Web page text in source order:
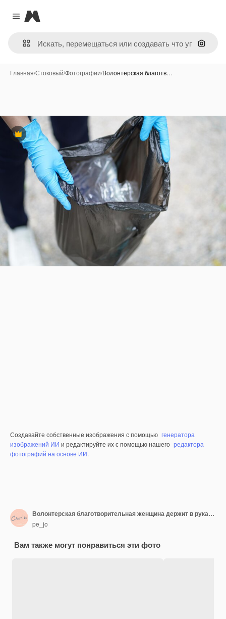
Close menu
Magnific
Поиск
Главная/Стоковый/Фотографии/Волонтерская благотв…
Премиум
Создавайте собственные изображения с помощью генератора
изображений ИИ и редактируйте их с помощью нашего редактора
фотографий на основе ИИ.
Волонтерская благотворительная женщина держит в руках черный мешок для мусора и мусор из пластиковых бутылок для переработки для уборки в парке, волонтерская концепция повторного использования и волонтерская помощь
pe_jo
Вам также могут понравиться эти фото